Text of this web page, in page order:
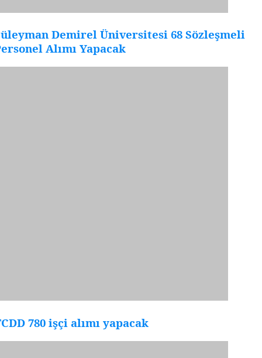
Demirel Üniversitesi 68 Sözleşmeli
Alımı Yapacak
780 işçi alımı yapacak